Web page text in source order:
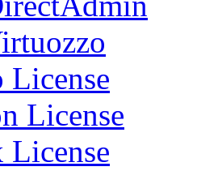
License
License
License